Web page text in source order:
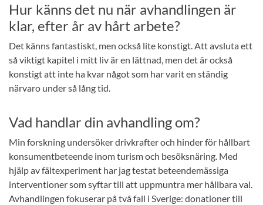
Hur känns det nu när avhandlingen är
klar, efter år av hårt arbete?
Det känns fantastiskt, men också lite konstigt. Att avsluta ett
så viktigt kapitel i mitt liv är en lättnad, men det är också
konstigt att inte ha kvar något som har varit en ständig
närvaro under så lång tid.
Vad handlar din avhandling om?
Min forskning undersöker drivkrafter och hinder för hållbart
konsumentbeteende inom turism och besöksnäring. Med
hjälp av fältexperiment har jag testat beteendemässiga
interventioner som syftar till att uppmuntra mer hållbara val.
Avhandlingen fokuserar på två fall i Sverige: donationer till